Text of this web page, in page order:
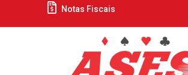
Notas Fiscais